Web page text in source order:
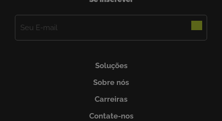
Soluções
Sobre nós
Carreiras
Contate-nos